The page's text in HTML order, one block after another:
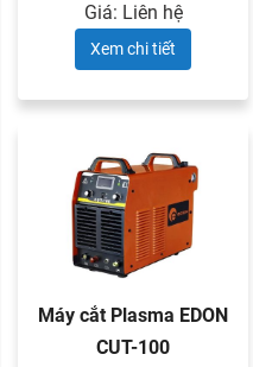
Giá: Liên hệ
Xem chi tiết
Máy cắt Plasma EDON
CUT-100